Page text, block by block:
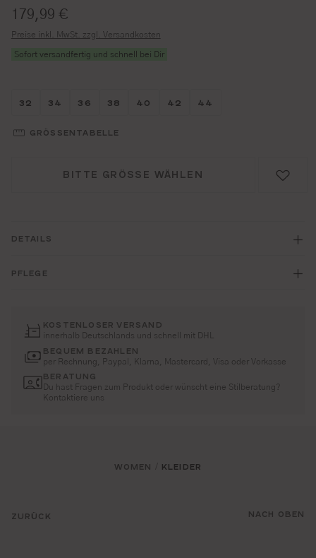
Regulärer Preis:
179,99 €
Preise inkl. MwSt. zzgl. Versandkosten
Sofort versandfertig und schnell bei Dir
Größe wählen
32 Größe wählen
34 Größe wählen
36 Größe wählen
38 Größe wählen
40 Größe wählen
42 Größe wählen
44
GRÖSSENTABELLE
BITTE GRÖSSE WÄHLEN
DETAILS
PFLEGE
KOSTENLOSER VERSAND
innerhalb Deutschlands und schnell mit DHL
BEQUEM BEZAHLEN
per Rechnung, Paypal, Klarna, Mastercard, Visa oder Vorkasse
BERATUNG
Du hast Fragen zum Produkt oder wünscht eine Stilberatung?
Kontaktiere uns
ZURÜCK
WOMEN KLEIDER
NACH OBEN